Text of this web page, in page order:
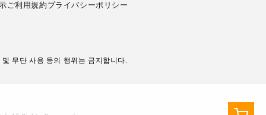
바
ご利用規約 プライバシーポリシー
무단 사용 등의 행위는 금지합니다.